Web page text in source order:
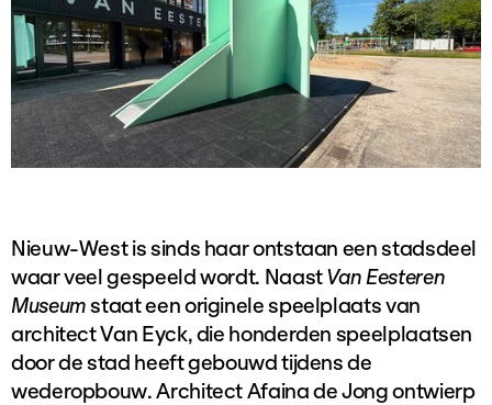
Nieuw-West is sinds haar ontstaan een stadsdeel
waar veel gespeeld wordt. NaastVan Eesteren
Museumstaat een originele speelplaats van
architect Van Eyck, die honderden speelplaatsen
door de stad heeft gebouwd tijdens de
wederopbouw. Architect Afaina de Jong ontwierp